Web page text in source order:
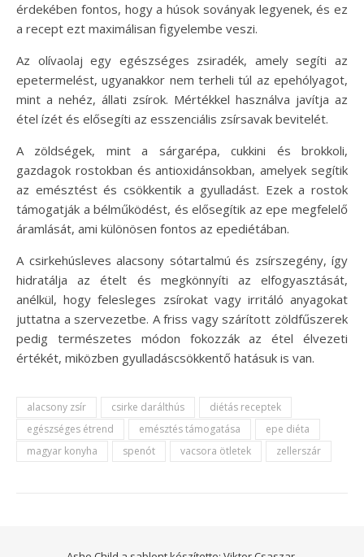
érdekében fontos, hogy a húsok soványak legyenek, és ez
a recept ezt maximálisan figyelembe veszi.
Az olívaolaj egy egészséges zsiradék, amely segíti az
epetermelést, ugyanakkor nem terheli túl az epehólyagot,
mint a nehéz, állati zsírok. Mértékkel használva javítja az
étel ízét és elősegíti az esszenciális zsírsavak bevitelét.
A zöldségek, mint a sárgarépa, cukkini és brokkoli,
gazdagok rostokban és antioxidánsokban, amelyek segítik
az emésztést és csökkentik a gyulladást. Ezek a rostok
támogatják a bélműködést, és elősegítik az epe megfelelő
áramlását, ami különösen fontos az epediétában.
A csirkehúsleves alacsony sótartalmú és zsírszegény, így
hidratálja az ételt és megkönnyíti az elfogyasztását,
anélkül, hogy felesleges zsírokat vagy irritáló anyagokat
juttatna a szervezetbe. A friss vagy szárított zöldfűszerek
pedig természetes módon fokozzák az étel élvezeti
értékét, miközben gyulladáscsökkentő hatásuk is van.
alacsony zsír csirke darálthús
diétás receptek
egészséges étrend
emésztés támogatása
epe diéta
magyar konyha
spenót vacsora ötletek zellerszár